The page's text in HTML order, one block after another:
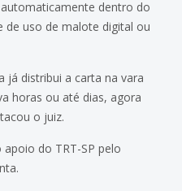
dentro do
de uso de malote digital ou
já distribui a carta na vara
horas ou até dias, agora
o juiz.
do TRT-SP pelo